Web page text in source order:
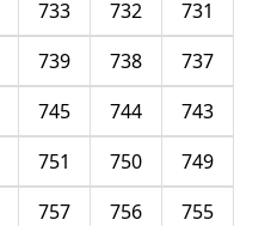
731
732
733
737
738
739
743
744
745
749
750
751
755
756
757